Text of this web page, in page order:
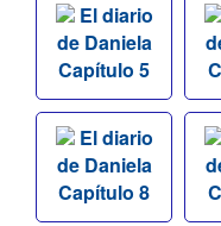
El diario
de Daniela
Capítulo 5
El diario
de Daniela
Capítulo 8